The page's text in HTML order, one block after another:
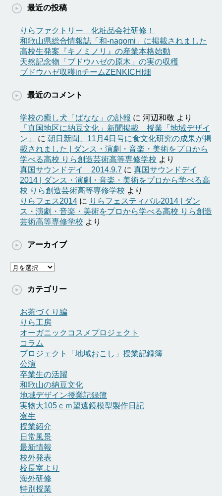
最近の投稿
りらファクトリー 化粧品会社研修！
和歌山県総合情報誌「和-nagomi」に掲載されました
高校生発案『キノミノリ』の産業本格始動
天然記念物「ブドウハゼの原木」の実の収穫
ブドウハゼ収穫inチームZENKICHI畑
最近のコメント
学校の癒し犬「ばなな」の訃報 に 河辺和敬 より
「真国地区に納豆文化」新聞掲載 授業「地域デザイ
ン」
に 朝日新聞、11月4日号に食文化研究の成果が掲
載されました | ダンス・演劇・音楽・美術をプロから
学べる高校 りら創造芸術高等専修学校 より
真国サウンドデイ 2014.9.7 に 真国サウンドデイ
2014 | ダンス・演劇・音楽・美術をプロから学べる高
校 りら創造芸術高等専修学校 より
りらフェス2014 に りらフェスティバル2014 | ダン
ス・演劇・音楽・美術をプロから学べる高校 りら創造
芸術高等専修学校 より
アーカイブ
ア
カ
カテゴリー
お茶づくり編
りら工房
オーガニックコスメプロジェクト
コラム
プロジェクト「地域おこし」授業記録簿
公演
卒業生の活躍
和歌山の納豆文化
地域デザイン授業記録簿
実物大105ｃｍ望遠鏡模型製作日記
寮生
授業紹介
日常風景
最新情報
校外発表
校長室より
海外研修
特別授業